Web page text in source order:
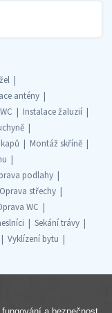
antény
Instalace žaluzií
Montáž skříně
podlahy
Oprava střechy
WC
Sekání trávy
Vyklízení bytu